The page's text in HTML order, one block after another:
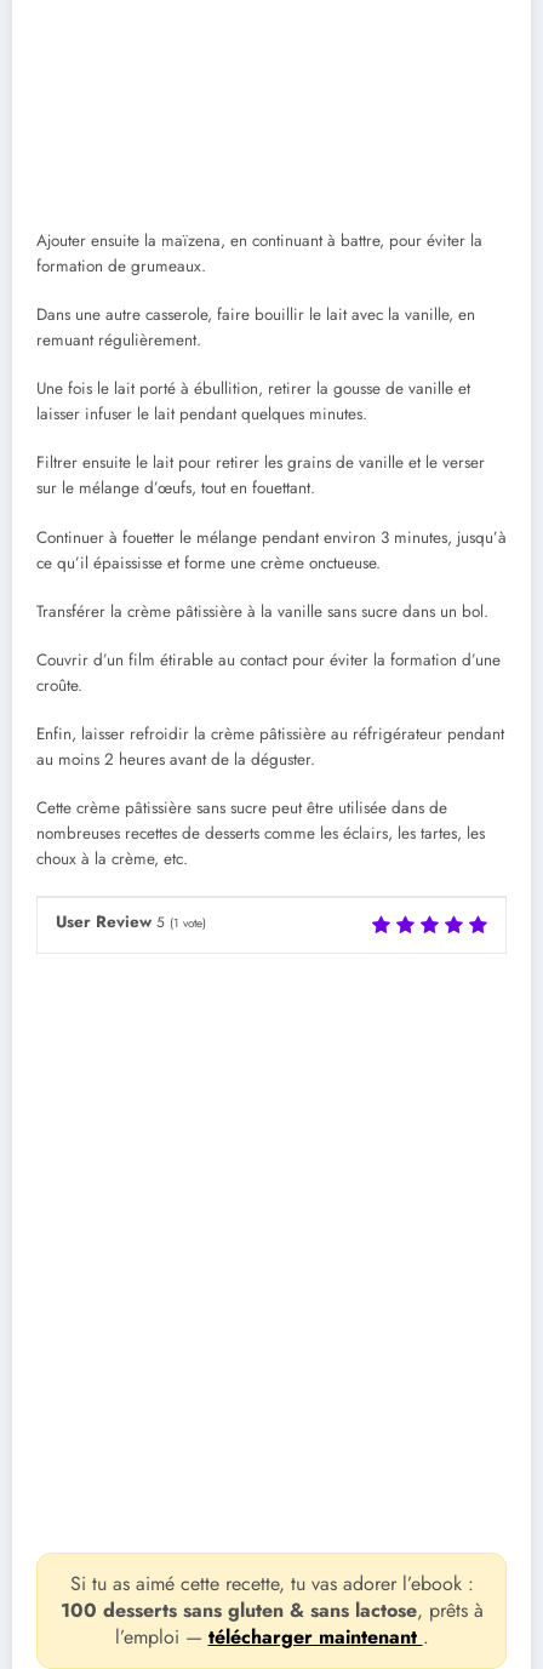
Ajouter ensuite la maïzena, en continuant à battre, pour éviter la
formation de grumeaux.
Dans une autre casserole, faire bouillir le lait avec la vanille, en
remuant régulièrement.
Une fois le lait porté à ébullition, retirer la gousse de vanille et
laisser infuser le lait pendant quelques minutes.
Filtrer ensuite le lait pour retirer les grains de vanille et le verser
sur le mélange d’œufs, tout en fouettant.
Continuer à fouetter le mélange pendant environ 3 minutes, jusqu’à
ce qu’il épaississe et forme une crème onctueuse.
Transférer la crème pâtissière à la vanille sans sucre dans un bol.
Couvrir d’un film étirable au contact pour éviter la formation d’une
croûte.
Enfin, laisser refroidir la crème pâtissière au réfrigérateur pendant
au moins 2 heures avant de la déguster.
Cette crème pâtissière sans sucre peut être utilisée dans de
nombreuses recettes de desserts comme les éclairs, les tartes, les
choux à la crème, etc.
User Review 5 (1 vote)
Si tu as aimé cette recette, tu vas adorer l’ebook :
100 desserts sans gluten & sans lactose, prêts à
l’emploi — télécharger maintenant .